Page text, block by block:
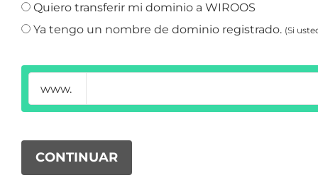
Quiero transferir mi dominio a WIROOS
Ya tengo un nombre de dominio registrado. (Si
www.